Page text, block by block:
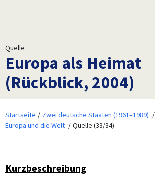
Quelle
Europa als Heimat
(Rückblick, 2004)
Startseite
Zwei deutsche Staaten (1961–1989)
Europa und die Welt
Quelle (33/34)
Kurzbeschreibung